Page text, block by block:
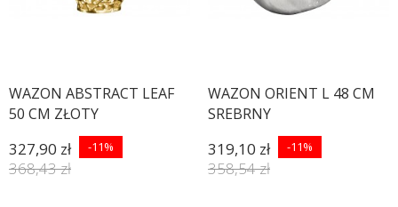
WAZON ABSTRACT LEAF
50 CM ZŁOTY
327,90 zł -11%
368,43 zł
WAZON ORIENT L 48 CM
SREBRNY
319,10 zł -11%
358,54 zł